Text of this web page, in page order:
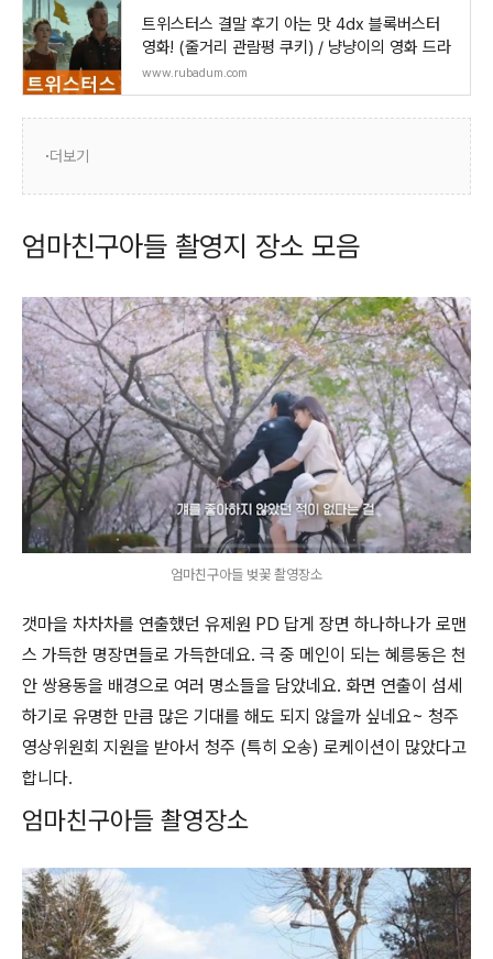
트위스터스 결말 후기 아는 맛 4dx 블록버스터
영화! (줄거리 관람평 쿠키) / 냥냥이의 영화 드라
www.rubadum.com
더보기
엄마친구아들 촬영지 장소 모음
엄마친구아들 벚꽃 촬영장소
갯마을 차차차를 연출했던 유제원 PD 답게 장면 하나하나가 로맨
스 가득한 명장면들로 가득한데요. 극 중 메인이 되는 혜릉동은 천
안 쌍용동을 배경으로 여러 명소들을 담았네요. 화면 연출이 섬세
하기로 유명한 만큼 많은 기대를 해도 되지 않을까 싶네요~ 청주
영상위원회 지원을 받아서 청주 (특히 오송) 로케이션이 많았다고
합니다.
엄마친구아들 촬영장소